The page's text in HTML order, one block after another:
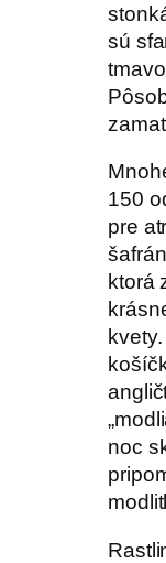
sú
150
pre
ktorá
noc